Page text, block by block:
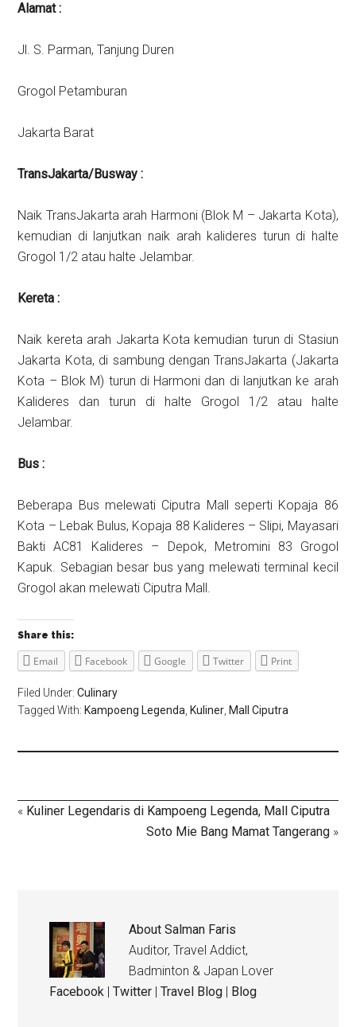
Alamat :
Jl. S. Parman, Tanjung Duren
Grogol Petamburan
Jakarta Barat
TransJakarta/Busway :
Naik TransJakarta arah Harmoni (Blok M – Jakarta Kota),
kemudian di lanjutkan naik arah kalideres turun di halte
Grogol 1/2 atau halte Jelambar.
Kereta :
Naik kereta arah Jakarta Kota kemudian turun di Stasiun
Jakarta Kota, di sambung dengan TransJakarta (Jakarta
Kota – Blok M) turun di Harmoni dan di lanjutkan ke arah
Kalideres dan turun di halte Grogol 1/2 atau halte
Jelambar.
Bus :
Beberapa Bus melewati Ciputra Mall seperti Kopaja 86
Kota – Lebak Bulus, Kopaja 88 Kalideres – Slipi, Mayasari
Bakti AC81 Kalideres – Depok, Metromini 83 Grogol
Kapuk. Sebagian besar bus yang melewati terminal kecil
Grogol akan melewati Ciputra Mall.
Share this:
Email Facebook Google Twitter Print
Filed Under:Culinary
Tagged With: Kampoeng Legenda Kuliner Mall Ciputra
« Kuliner Legendaris di Kampoeng Legenda, Mall Ciputra
Soto Mie Bang Mamat Tangerang»
AboutSalman Faris
Auditor, Travel Addict,
Badminton & Japan Lover
Facebook |Twitter |Travel Blog Blog